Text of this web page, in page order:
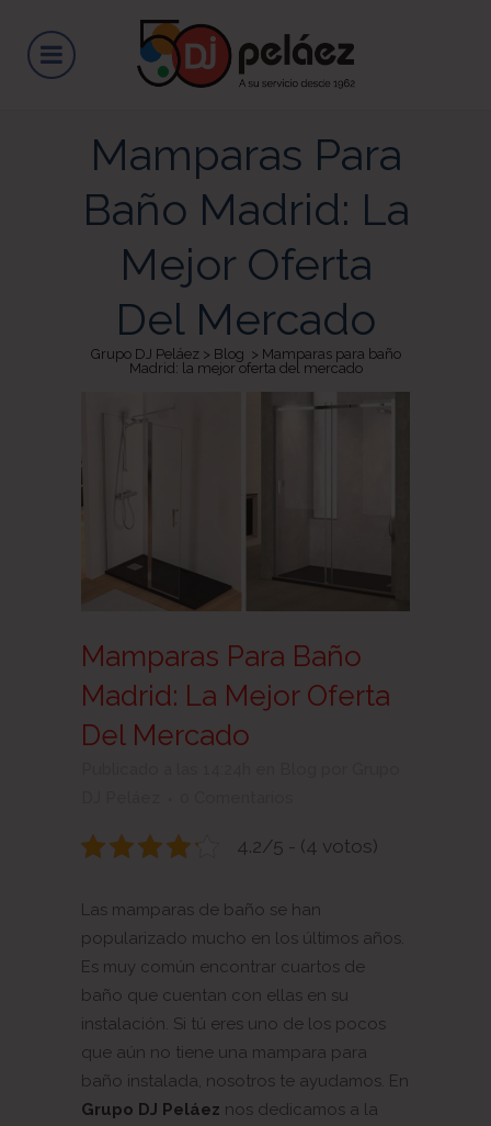
Mamparas Para
Baño Madrid: La
Mejor Oferta
Del Mercado
Grupo DJ Peláez > Blog > Mamparas para baño
Madrid: la mejor oferta del mercado
Mamparas Para Baño
Madrid: La Mejor Oferta
Del Mercado
4.2/5 - (4 votos)
Las mamparas de baño se han
popularizado mucho en los últimos años.
Es muy común encontrar cuartos de
baño que cuentan con ellas en su
instalación. Si tú eres uno de los pocos
que aún no tiene una mampara para
baño instalada, nosotros te ayudamos. En
Grupo DJ Peláez nos dedicamos a la